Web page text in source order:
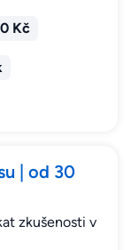
Kč
| od 30
zkušenosti v